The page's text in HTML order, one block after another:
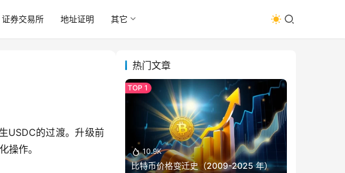
证券交易所 地址证明 其它
USDC的过渡。升级前
操作。
热门文章
10.9K
比特币价格变迁史（2009-2025 年）